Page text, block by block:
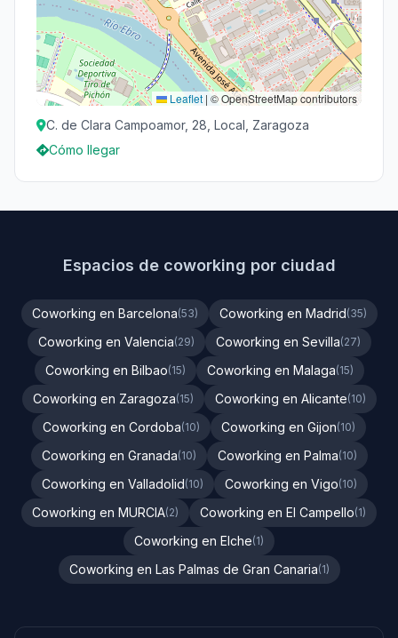
Leaflet | © OpenStreetMap contributors
C. de Clara Campoamor, 28, Local, Zaragoza
Cómo llegar
Espacios de coworking por ciudad
Coworking en Barcelona(53) Coworking en Madrid(35)
Coworking en Valencia(29) Coworking en Sevilla(27)
Coworking en Bilbao(15) Coworking en Malaga(15)
Coworking en Zaragoza(15) Coworking en Alicante(10)
Coworking en Cordoba(10) Coworking en Gijon(10)
Coworking en Granada(10) Coworking en Palma(10)
Coworking en Valladolid(10) Coworking en Vigo(10)
Coworking en MURCIA(2) Coworking en El Campello(1)
Coworking en Elche(1)
Coworking en Las Palmas de Gran Canaria(1)